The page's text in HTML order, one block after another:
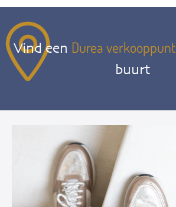
Vind een Durea verkooppunt
buurt